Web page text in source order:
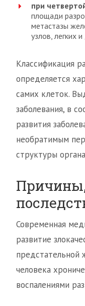
при
площади
метастазы
узлов, легких
Классификация
определяется
самих клеток.
заболевания, в
развития
необратимым
структуры
Современная
развитие
предстательной
человека
воспалениями